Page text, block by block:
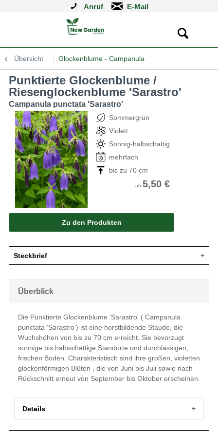
Anruf
Übersicht Glockenblume - Campanula
Punktierte Glockenblume /
Riesenglockenblume 'Sarastro'
Campanula punctata 'Sarastro'
Sommergrün
Violett
Sonnig-halbschattig
mehrfach
bis zu 70 cm
ab 5,50 €
Zu den Produkten
Steckbrief
Wuchs
Wuchshöhe
Blüte
Violett, große glockenartig geformte
Blüten
Blütezeit
Juni - Juli, September - Oktober
Boden
Durchlässiger Boden, frischer Boden
Standort
Sonnig bis halbschattig
Pflanzen pro
m²
4
Eigenschaften
Rabatten. Sie bietet sich dort und auch als
äußerst attraktiven Blüten der Campanula
'Sarastro' bilden dort einen wahren
Überblick
Die Punktierte Glockenblume 'Sarastro' ( Campanula
punctata 'Sarastro') ist eine horstbildende Staude, die
Wuchshöhen von bis zu 70 cm erreicht. Sie bevorzugt
sonnige bis halbschattige Standorte und durchlässigen,
frischen Boden. Charakteristisch sind ihre großen, violetten
glockenförmigen Blüten , die von Juni bis Juli sowie nach
Rückschnitt erneut von September bis Oktober erscheinen.
Details
Portrait der Punktierten Glockenblume 'Sarastro'